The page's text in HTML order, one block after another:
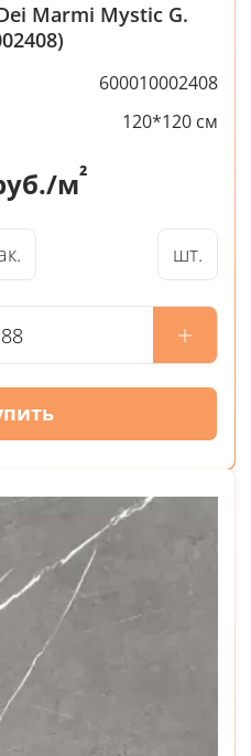
Marmi Mystic G.
600010002408
120*120 см
м²
шт.